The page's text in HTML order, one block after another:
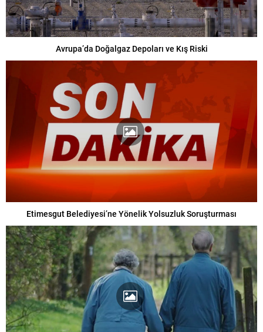
Avrupa’da Doğalgaz Depoları ve Kış Riski
Etimesgut Belediyesi’ne Yönelik Yolsuzluk Soruşturması